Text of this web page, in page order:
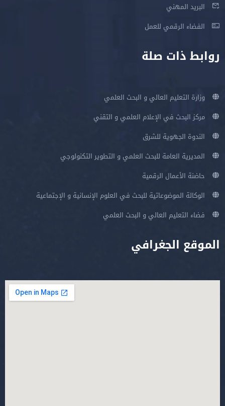
البريد المهني
الفضاء الرقمي للعمل
روابط ذات صلة
وزارة التعليم العالي و البحث العلمي
مركز البحث في الإعلام العلمي و التقني
الندوة الجهوية للشرق
المديرية العامة للبحث العلمي و التطوير التكنولوجي
حاضنة الأعمال الرقمية
الوكالة الموضوعاتية للبحث في العلوم الإنسانية و الإجتماعية
فضاء التعليم العالي و البحث العلمي
الموقع الجغرافي